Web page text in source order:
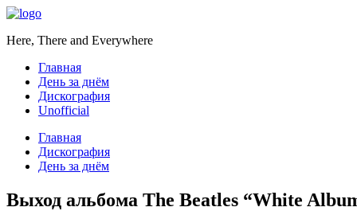
Here, There and Everywhere
Главная
День за днём
Дискография
Unofficial
Главная
Дискография
День за днём
Выход альбома The Beatles “White